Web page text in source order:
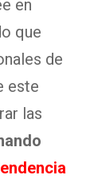
en
que
de
este
las